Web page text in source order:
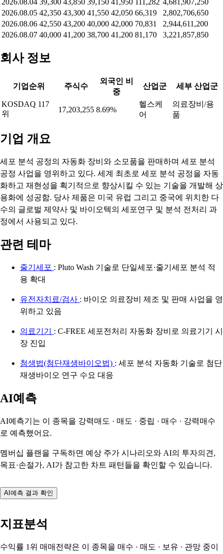
2026.08.04 39,300 43,850 39,150 41,950 111,282 4,681,907,250
2026.08.05 42,350 43,300 41,550 42,050 66,319
2,802,706,650
2026.08.06 42,550 43,200 40,000 42,000 70,831
2,944,611,200
2026.08.07 40,000 41,200 38,700 41,200 81,170 3,221,857,850
회사 정보
기업순위 주식수
외국인 비
중
산업군 세부 산업군
KOSDAQ 117
위
17,203,255 8.69%
헬스케
어
의료장비/용
품
기업 개요
세포 분석 공정의 자동화 장비와 소모품을 판매하며 세포 분석
공정 사업을 영위하고 있다. 세계 최초로 세포 분석 공정을 자동
화하고 재현성을 획기적으로 향상시킬 수 있는 기술을 개발해 상
용화에 성공함. 당사 제품은 미국 유럽 그리고 중국에 위치한 다
수의 글로벌 제약사 및 바이오텍의 세포연구 및 분석 전처리 과
정에서 사용되고 있다.
관련 테마
줄기세포 : Pluto Wash 기술로 단일세포·줄기세포 분석 적
용 확대
유전자치료/검사 : 바이오 의료장비 제조 및 판매 사업을 영
위하고 있음
의료기기 : C-FREE 세포전처리 자동화 장비로 의료기기 시
장 진입
첨생법(첨단재생바이오법) : 세포 분석 자동화 기술로 첨단
재생바이오 연구 수요 대응
AI예측
AI예측기는 이 종목을 강력매도 · 매도 · 중립 · 매수 · 강력매수
로 예측했어요.
멤버십 플랜을 구독하면 예상 주가 시나리오와 AI의 투자의견,
목표·손절가, AI가 참고한 차트 패턴들을 확인할 수 있습니다.
AI예측 결과 확인
지표분석
수익률 1위 매매전략은 이 종목을 매수 · 매도 · 보유 · 관망 중이